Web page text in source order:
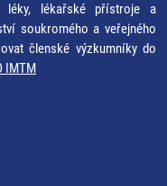
lékařské přístroje a
soukromého a veřejného
členské výzkumníky do
IMTM